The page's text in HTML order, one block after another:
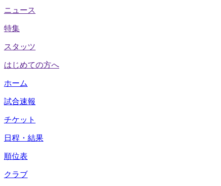
ニュース
特集
スタッツ
はじめての方へ
ホーム
試合速報
チケット
日程・結果
順位表
クラブ